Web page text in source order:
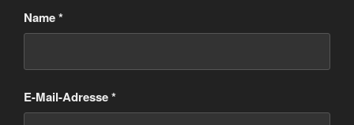
Name*
E-Mail-Adresse*